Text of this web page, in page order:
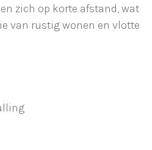
zich op korte afstand, wat
van rustig wonen en vlotte